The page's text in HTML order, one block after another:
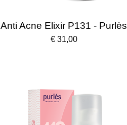
Anti Acne Elixir P131 - Purlès
€ 31,00